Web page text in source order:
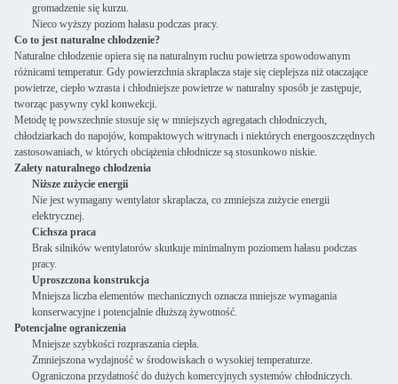
gromadzenie się kurzu.
Nieco wyższy poziom hałasu podczas pracy.
Co to jest naturalne chłodzenie?
Naturalne chłodzenie opiera się na naturalnym ruchu powietrza spowodowanym
różnicami temperatur. Gdy powierzchnia skraplacza staje się cieplejsza niż otaczające
powietrze, ciepło wzrasta i chłodniejsze powietrze w naturalny sposób je zastępuje,
tworząc pasywny cykl konwekcji.
Metodę tę powszechnie stosuje się w mniejszych agregatach chłodniczych,
chłodziarkach do napojów, kompaktowych witrynach i niektórych energooszczędnych
zastosowaniach, w których obciążenia chłodnicze są stosunkowo niskie.
Zalety naturalnego chłodzenia
Niższe zużycie energii
Nie jest wymagany wentylator skraplacza, co zmniejsza zużycie energii
elektrycznej.
Cichsza praca
Brak silników wentylatorów skutkuje minimalnym poziomem hałasu podczas
pracy.
Uproszczona konstrukcja
Mniejsza liczba elementów mechanicznych oznacza mniejsze wymagania
konserwacyjne i potencjalnie dłuższą żywotność.
Potencjalne ograniczenia
Mniejsze szybkości rozpraszania ciepła.
Zmniejszona wydajność w środowiskach o wysokiej temperaturze.
Ograniczona przydatność do dużych komercyjnych systemów chłodniczych.